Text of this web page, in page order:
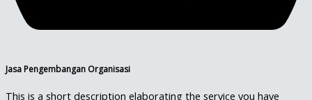
Jasa Pengembangan Organisasi
This is a short description elaborating the service you have